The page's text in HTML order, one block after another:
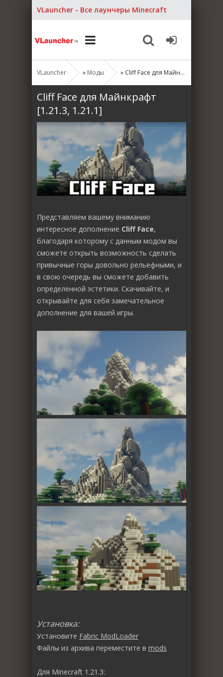
VLauncher - Все лаунчеры Minecraft
VLauncher » Моды » Cliff Face для Майнкрафт [1.21.3, 1.21.1]
Cliff Face для Майнкрафт
[1.21.3, 1.21.1]
Представляем вашему вниманию
интересное дополнение Cliff Face,
благодаря которому с данным модом вы
сможете открыть возможность сделать
привычные горы довольно рельефными, и
в свою очередь вы сможете добавить
определенной эстетики. Скачивайте, и
открывайте для себя замечательное
дополнение для вашей игры.
Установка:
Установите Fabric ModLoader
Файлы из архива переместите в mods
Для Minecraft 1.21.3: